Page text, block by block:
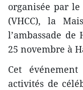
organisée par
(VHCC), la
l’ambassade
25 novembre à
Cet
activités de